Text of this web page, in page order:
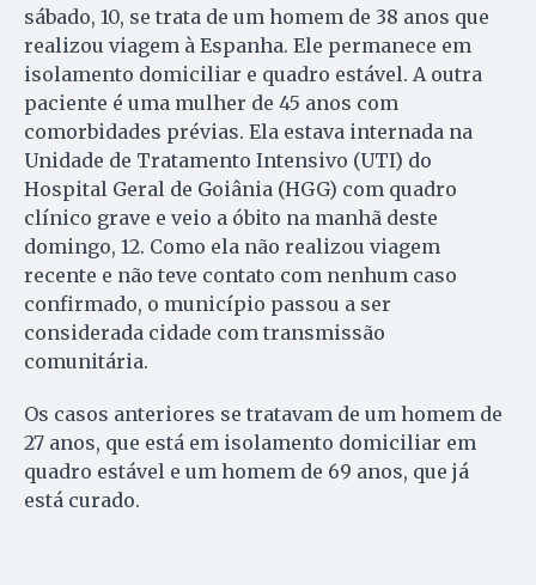
sábado, 10, se trata de um homem de 38 anos que
realizou viagem à Espanha. Ele permanece em
isolamento domiciliar e quadro estável. A outra
paciente é uma mulher de 45 anos com
comorbidades prévias. Ela estava internada na
Unidade de Tratamento Intensivo (UTI) do
Hospital Geral de Goiânia (HGG) com quadro
clínico grave e veio a óbito na manhã deste
domingo, 12. Como ela não realizou viagem
recente e não teve contato com nenhum caso
confirmado, o município passou a ser
considerada cidade com transmissão
comunitária.
Os casos anteriores se tratavam de um homem de
27 anos, que está em isolamento domiciliar em
quadro estável e um homem de 69 anos, que já
está curado.